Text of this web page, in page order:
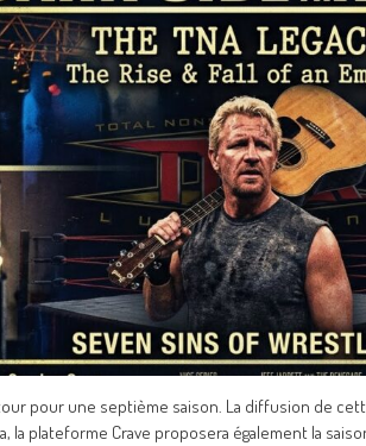
pour une septième saison. La diffusion de
la plateforme Crave proposera également la